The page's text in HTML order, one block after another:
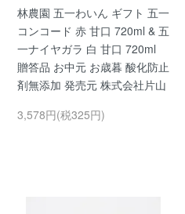
林農園 五一わいん ギフト 五一
コンコード 赤 甘口 720ml & 五
一ナイヤガラ 白 甘口 720ml
贈答品 お中元 お歳暮 酸化防止
剤無添加 発売元 株式会社片山
3,578円(税325円)